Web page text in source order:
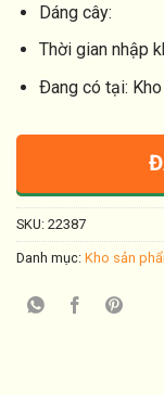
Dáng cây:
Thời gian nhập
Ðang có tại:
SKU: 22387
Danh mục: Kho sản